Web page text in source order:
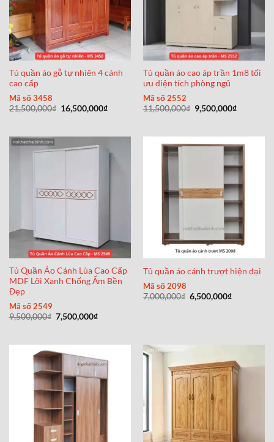
Tủ quần áo gỗ tự nhiên 4 cánh
cao cấp
Mã số 3458
21,500,000₫ Giá
gốc
16,500,000₫Giá
16,500,000₫.
Tủ quần áo cao áp trần 1m8 tối
ưu diện tích phòng ngủ
Mã số 2552
11,500,000₫ Giá
gốc
9,500,000₫Giá
Tủ Quần Áo Cánh Lùa Cao Cấp
MDF Lõi Xanh Chống Ẩm Bền
Đẹp
Mã số 2549
9,500,000₫ Giá
gốc
7,500,000₫Giá
7,500,000₫.
Tủ quần áo cánh trượt hiện đại
Mã số 2098
7,000,000₫ Giá
gốc
6,500,000₫Giá